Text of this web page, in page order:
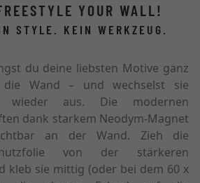
YOUR WALL!
STYLE. KEIN WERKZEUG.
du deine liebsten Motive ganz
Wand – und wechselst sie
wieder aus. Die modernen
dank starkem Neodym-Magnet
an der Wand. Zieh die
von der stärkeren
kleb sie mittig (oder bei dem 60 x